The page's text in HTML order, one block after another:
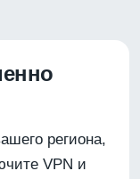
региона,
VPN и